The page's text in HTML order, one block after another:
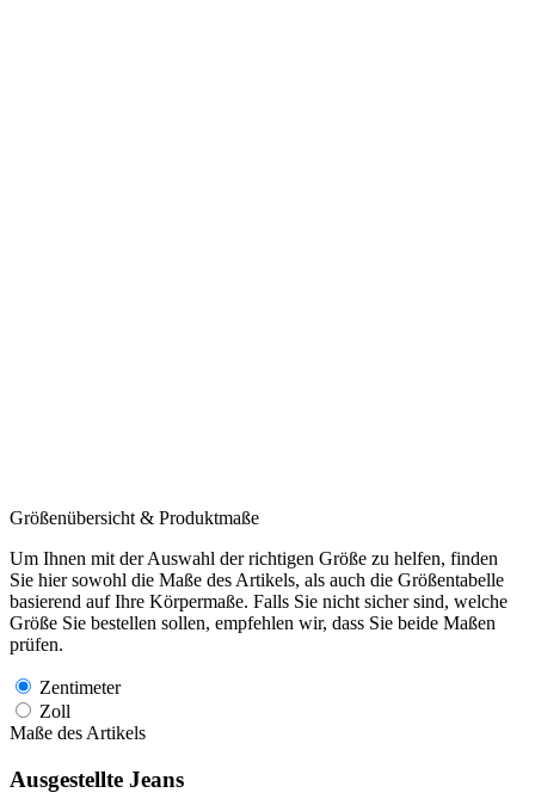
Größenübersicht & Produktmaße
Um Ihnen mit der Auswahl der richtigen Größe zu helfen, finden
Sie hier sowohl die Maße des Artikels, als auch die Größentabelle
basierend auf Ihre Körpermaße. Falls Sie nicht sicher sind, welche
Größe Sie bestellen sollen, empfehlen wir, dass Sie beide Maßen
prüfen.
Zentimeter
Zoll
Maße des Artikels
Ausgestellte Jeans